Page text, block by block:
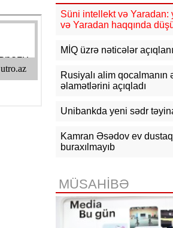
güclənəcək -
16:10 Jurnalistika ixtisası
açıqlanıb
15:50 Ədliyyə naziri Lerik
vətəndaşları qəbul edib
15:24
Bakının mərkəzində 3
obyektdə və evdə yanğın
zəhərlənib
14:50 Türkiyə, Səudiyyə
və Pakistan Məkkə Sazişini
imzalayıb: Üzvlərdən birinə
hamısına hücum sayılacaq
Süni intellekt və Yaradan:
və Yaradan haqqında
MİQ üzrə nəticələr
Rusiyalı alim qocalmanın
əlamətlərini açıqladı
Unibankda yeni sədr
Kamran Əsədov ev
buraxılmayıb
MÜSAHİBƏ